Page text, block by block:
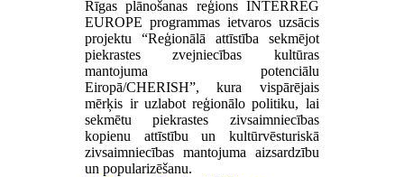
Rīgas plānošanas reģions INTERREG
EUROPE programmas ietvaros uzsācis
projektu “Reģionālā attīstība sekmējot
piekrastes zvejniecības kultūras
mantojuma potenciālu
Eiropā/CHERISH”, kura vispārējais
mērķis ir uzlabot reģionālo politiku, lai
sekmētu piekrastes zivsaimniecības
kopienu attīstību un kultūrvēsturiskā
zivsaimniecības mantojuma aizsardzību
un popularizēšanu.